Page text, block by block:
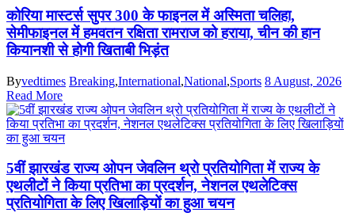
कोरिया मास्टर्स सुपर 300 के फाइनल में अस्मिता चलिहा,
सेमीफाइनल में हमवतन रक्षिता रामराज को हराया, चीन की हान
कियानशी से होगी खिताबी भिड़ंत
Byvedtimes Breaking,International,National,Sports 8 August, 2026
Read More
5वीं झारखंड राज्य ओपन जेवलिन थ्रो प्रतियोगिता में राज्य के
एथलीटों ने किया प्रतिभा का प्रदर्शन, नेशनल एथलेटिक्स
प्रतियोगिता के लिए खिलाड़ियों का हुआ चयन